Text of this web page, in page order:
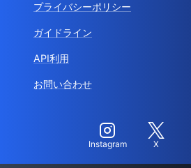
プライバシーポリシー
ガイドライン
API利用
お問い合わせ
Instagram X